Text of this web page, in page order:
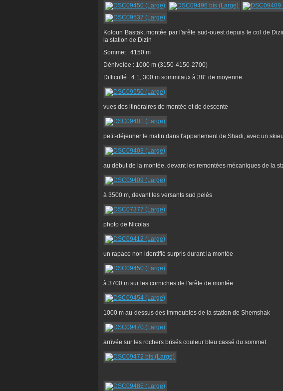
Koloun Bastak, montée par l'arête sud-ouest depuis le col de
la station de Dizin
Sommet : 4150 m
Dénivelée : 1000 m (3150-4150-2700)
Difficulté : 4.1, 300 m sommitaux à 38° de moyenne
vues des itinéraires de montée et de descente
petit-déjeuner le matin dans l'appartement de Shadi, avec un
au début de la montée, devant les remontées mécaniques de la
à 3500 m, devant les versants sud pelés
photo de Nicolas
un rapace non identifié surpris durant la montée
à 3700 m sur les corniches de l'arête de montée
1000 m au-dessus des immeubles de la station de Shemshak
arrivée sur les rochers brisés couleur bleu cassé du sommet